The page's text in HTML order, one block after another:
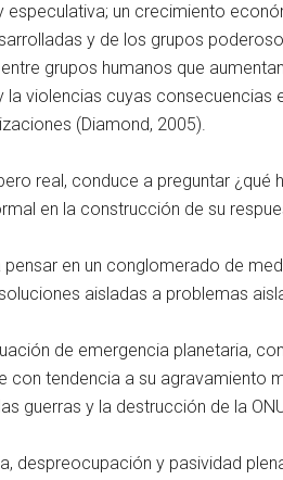
especulativa; un crecimiento
y de los grupos
grupos humanos que
violencias cuyas consecuencias
(Diamond, 2005).
real, conduce a preguntar ¿qué
en la construcción de su
pensar en un conglomerado de
aisladas a problemas
de emergencia planetaria,
con tendencia a su agravamiento
guerras y la destrucción de la
despreocupación y pasividad